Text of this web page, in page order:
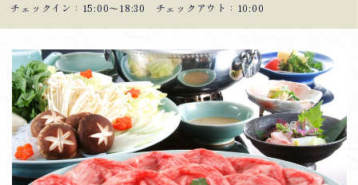
チェックイン：15:00〜18:30 チェックアウト：10:00